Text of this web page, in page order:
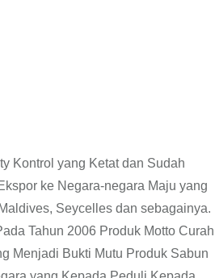
Kontrol yang Ketat dan Sudah
ke Negara-negara Maju yang
Seycelles dan sebagainya.
Tahun 2006 Produk Motto Curah
Menjadi Bukti Mutu Produk Sabun